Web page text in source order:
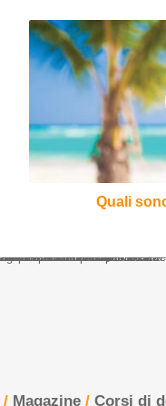
Quali
sono
le
mare?
Quali
/ Magazine / Corsi di